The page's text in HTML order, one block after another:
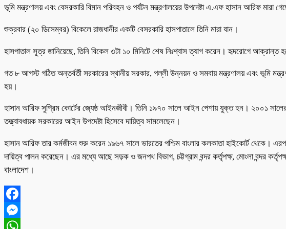
ভূমি মন্ত্রণালয় এবং বেসরকারি বিমান পরিবহন ও পর্যটন মন্ত্রণালয়ের উপদেষ্টা এ.এফ হাসান আরিফ
শুক্রবার (২০ ডিসেম্বর) বিকেলে রাজধানীর একটি বেসরকারি হাসপাতালে তিনি মারা যান।
হাসপাতাল সূত্র জানিয়েছে, তিনি বিকেল ৩টা ১০ মিনিটে শেষ নিঃশ্বাস ত্যাগ করেন। হৃদরোগে আক্রান্ত
গত ৮ আগস্ট গঠিত অন্তর্বর্তী সরকারের স্থানীয় সরকার, পল্লী উন্নয়ন ও সমবায় মন্ত্রণালয় এবং ভূমি
হয়।
হাসান আরিফ সুপ্রিম কোর্টের জ্যেষ্ঠ আইনজীবী। তিনি ১৯৭০ সালে আইন পেশায় যুক্ত হন। ২০০১ সালের
তত্ত্বাবধায়ক সরকারের আইন উপদেষ্টা হিসেবে দায়িত্ব সামলেছেন।
হাসান আরিফ তার কর্মজীবন শুরু করেন ১৯৬৭ সালে ভারতের পশ্চিম বাংলার কলকাতা হাইকোর্ট থেকে।
দায়িত্ব পালন করেছেন। এর মধ্যে আছে সড়ক ও জনপথ বিভাগ, চট্টগ্রাম বন্দর কর্তৃপক্ষ, মোংলা বন্দর
বাংলাদেশ।
Facebook
Messenger